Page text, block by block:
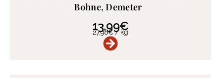
Bohne, Demeter
13,99€
27,98€/kg